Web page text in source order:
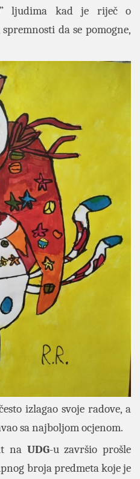
ljudima kad je riječ o
da se pomogne,
izlagao svoje radove, a
sa najboljom ocjenom.
na UDG-u završio prošle
broja predmeta koje je